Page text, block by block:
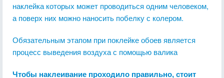
наклейка которых может проводиться одним человеком,
а поверх них можно наносить побелку с колером.
Обязательным этапом при поклейке обоев является
процесс выведения воздуха с помощью валика
Чтобы наклеивание проходило правильно, стоит